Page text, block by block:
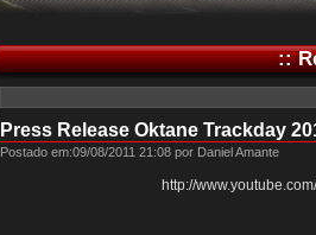
::
Press Release Oktane Trackday
Postado em:09/08/2011 21:08 por Daniel Amante
http://